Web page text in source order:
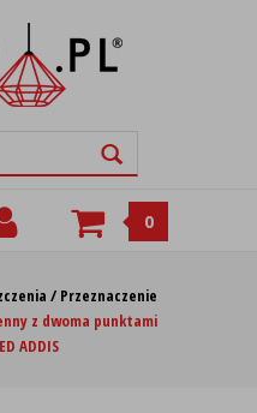
0
/ Przeznaczenie
z dwoma punktami
ADDIS